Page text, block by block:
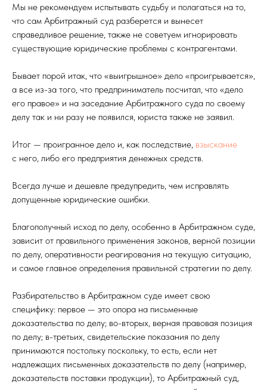
Мы не рекомендуем испытывать судьбу и полагаться на то,
что сам Арбитражный суд разберется и вынесет
справедливое решение, также не советуем игнорировать
существующие юридические проблемы с контрагентами.
Бывает порой итак, что «выигрышное» дело «проигрывается»,
а все из-за того, что предприниматель посчитал, что «дело
его правое» и на заседание Арбитражного суда по своему
делу так и ни разу не появился, юриста также не заявил.
Итог — проигранное дело и, как последствие, взыскание
с него, либо его предприятия денежных средств.
Всегда лучше и дешевле предупредить, чем исправлять
допущенные юридические ошибки.
Благополучный исход по делу, особенно в Арбитражном суде,
зависит от правильного применения законов, верной позиции
по делу, оперативности реагирования на текущую ситуацию,
и самое главное определения правильной стратегии по делу.
Разбирательство в Арбитражном суде имеет свою
специфику: первое — это опора на письменные
доказательства по делу; во-вторых, верная правовая позиция
по делу; в-третьих, свидетельские показания по делу
принимаются постольку поскольку, то есть, если нет
надлежащих письменных доказательств по делу (например,
доказательств поставки продукции), то Арбитражный суд,